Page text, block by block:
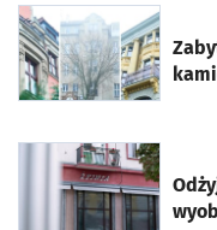
otworzy się w nowej
otworzy się w nowej